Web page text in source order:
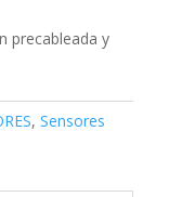
precableada y
, Sensores